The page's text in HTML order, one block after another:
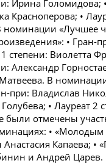
Ирина Голомидова;
Красноперова; •
«Лучшее
• Гран-
степени: Виолетта
Александр
В
при: Владислав
• Лауреат 2
были отмечены
• «Молодым
Капаева; •
и Андрей Царев.